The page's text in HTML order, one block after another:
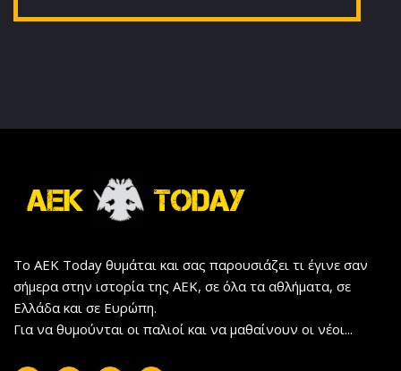
Το AEK Today θυμάται και σας παρουσιάζει τι έγινε σαν
σήμερα στην ιστορία της ΑΕΚ, σε όλα τα αθλήματα, σε
Ελλάδα και σε Ευρώπη.
Για να θυμούνται οι παλιοί και να μαθαίνουν οι νέοι...